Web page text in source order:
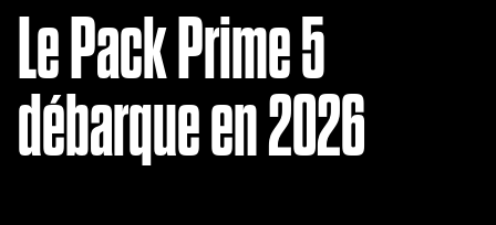
Le Pack Prime 5
débarque en 2026